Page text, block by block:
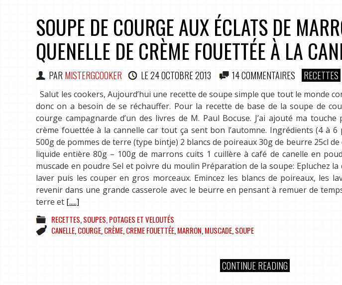
SOUPE DE COURGE AUX ÉCLATS DE
QUENELLE DE CRÈME FOUETTÉE À LA
PAR MISTERGCOOKER LE24 OCTOBRE 2013 14 COMMENTAIRES RECETTES
Salut les cookers, Aujourd’hui une recette de soupe simple que tout le monde
donc on a besoin de se réchauffer. Pour la recette de base de la soupe de
courge campagnarde d’un des livres de M. Paul Bocuse. J’ai ajouté ma
crème fouettée à la cannelle car tout ça sent bon l’automne. Ingrédients (4 à
500g de pommes de terre (type bintje) 2 blancs de poireaux 30g de beurre 25cl de
liquide entière 80g – 100g de marrons cuits 1 cuillère à café de canelle en
muscade en poudre Sel et poivre du moulin Préparation de la soupe: Epluchez
laver puis les couper en gros morceaux. Emincez les blancs de poireaux, les
revenir dans une grande casserole avec le beurre en pensant à remuer de
terre et [.....]
RECETTES,SOUPES, POTAGES ET VELOUTÉS
CANELLE,COURGE,CRÈME,CREME FOUETTÉE,MARRON,MUSCADE,SOUPE
CONTINUE READING